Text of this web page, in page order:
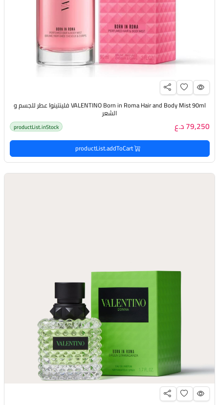
VALENTINO Born in Roma Hair and Body Mist 90ml فلينتينوا عطر للجسم و
الشعر
79,250 د.ع productList.inStock
productList.addToCart